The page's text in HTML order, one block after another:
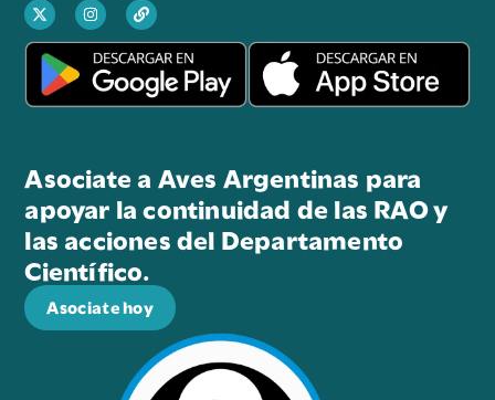
Asociate a Aves Argentinas para
apoyar la continuidad de las RAO y
las acciones del Departamento
Científico.
Asociate hoy